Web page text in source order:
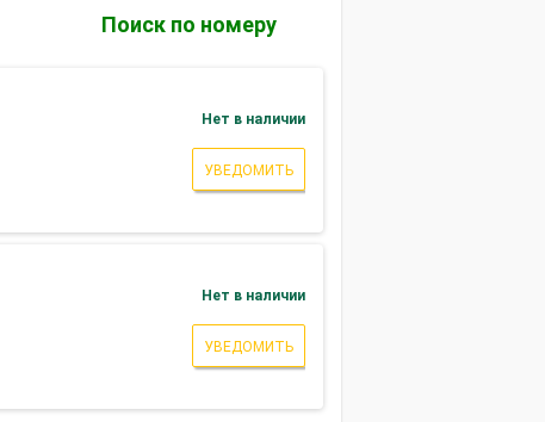
Поиск по номеру
Нет в наличии
УВЕДОМИТЬ
Нет в наличии
УВЕДОМИТЬ